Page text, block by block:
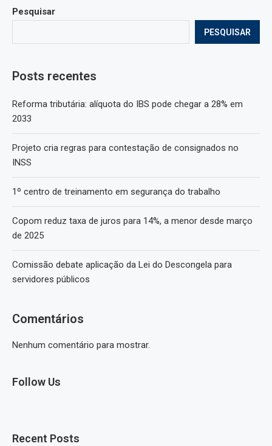
Pesquisar
PESQUISAR
Posts recentes
Reforma tributária: alíquota do IBS pode chegar a 28% em
2033
Projeto cria regras para contestação de consignados no
INSS
1º centro de treinamento em segurança do trabalho
Copom reduz taxa de juros para 14%, a menor desde março
de 2025
Comissão debate aplicação da Lei do Descongela para
servidores públicos
Comentários
Nenhum comentário para mostrar.
Follow Us
Recent Posts